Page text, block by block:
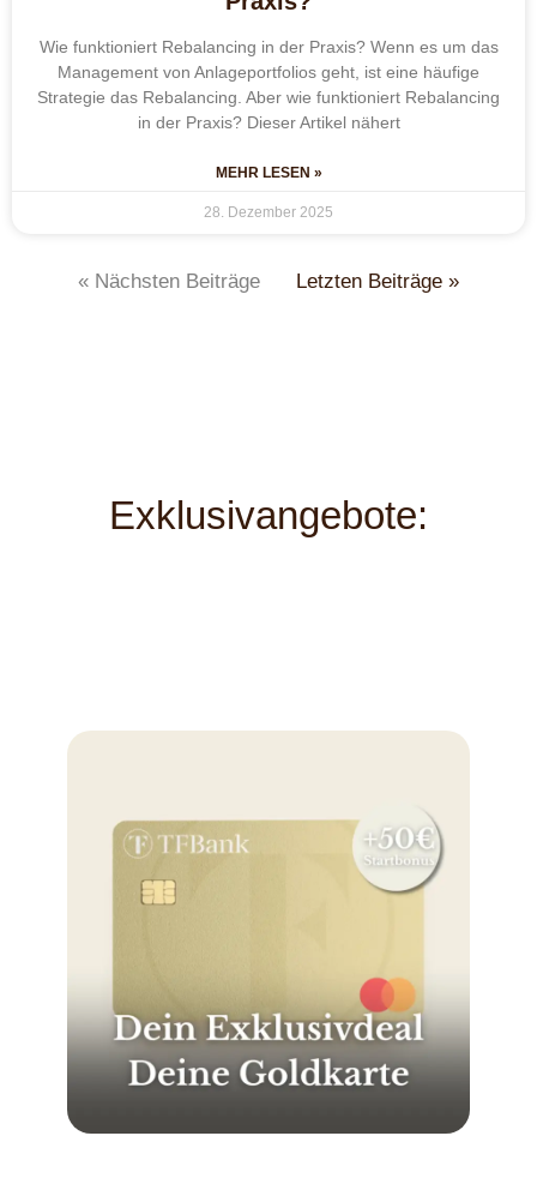
Wie funktioniert Rebalancing in der Praxis? Wenn es um das
Management von Anlageportfolios geht, ist eine häufige
Strategie das Rebalancing. Aber wie funktioniert Rebalancing
in der Praxis? Dieser Artikel nähert
MEHR LESEN »
28. Dezember 2025
« Nächsten Beiträge Letzten Beiträge »
Exklusivangebote: